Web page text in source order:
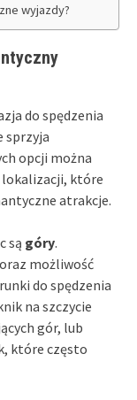
wyjazdy?
do spędzenia
sprzyja
opcji można
które
atrakcje.
są góry.
możliwość
do spędzenia
na szczycie
gór, lub
które często